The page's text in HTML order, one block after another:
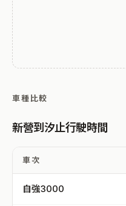
車種比較
新營到汐止行駛時間
車次
自強3000